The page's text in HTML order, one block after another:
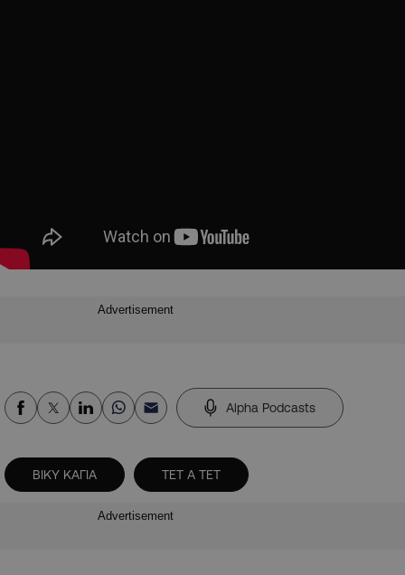
Advertisement
Alpha Podcasts
ΒΙΚΥ ΚΑΓΙΑ ΤΕΤ Α ΤΕΤ
Advertisement